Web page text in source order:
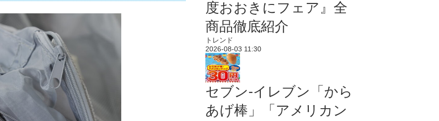
度おおきにフェア』全
商品徹底紹介
トレンド
2026-08-03 11:30
セブン‐イレブン「から
あげ棒」「アメリカン